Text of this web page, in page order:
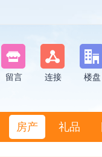
留言 连接 楼盘
房产 礼品